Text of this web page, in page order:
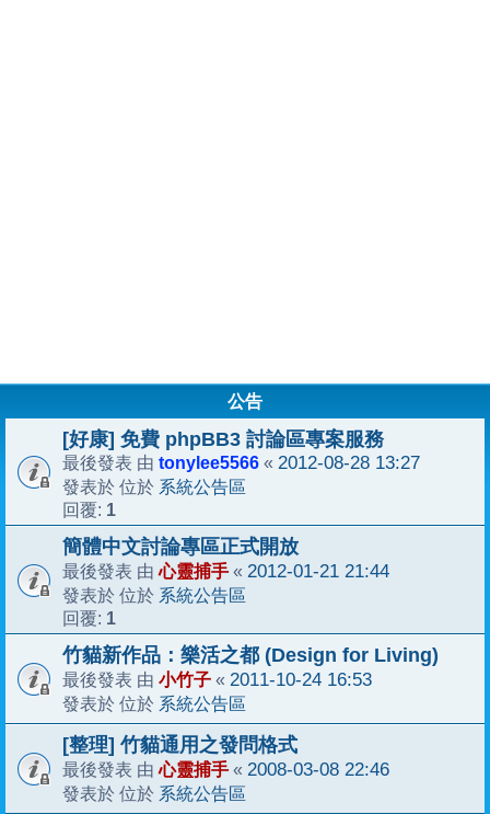
公告
[好康] 免費 phpBB3 討論區專案服務
最後發表 由 tonylee5566 « 2012-08-28 13:27
發表於 位於 系統公告區
回覆: 1
簡體中文討論專區正式開放
最後發表 由心靈捕手 « 2012-01-21 21:44
發表於 位於 系統公告區
回覆: 1
竹貓新作品：樂活之都 (Design for Living)
最後發表 由 小竹子 « 2011-10-24 16:53
發表於 位於 系統公告區
[整理] 竹貓通用之發問格式
最後發表 由心靈捕手 « 2008-03-08 22:46
發表於 位於 系統公告區